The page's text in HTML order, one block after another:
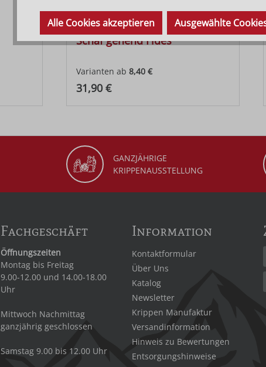
Schaf gehend Fides
Varianten ab 8,40 €
Regulärer Preis:
31,90 €
GANZJÄHRIGE
KRIPPENAUSSTELLUNG
Fachgeschäft
Öffnungszeiten
Montag bis Freitag
9.00-12.00 und 14.00-18.00
Uhr
Mittwoch Nachmittag
ganzjährig geschlossen
Samstag 9.00 bis 12.00 Uhr
Information
Kontaktformular
Über Uns
Katalog
Newsletter
Krippen Manufaktur
Versandinformation
Hinweis zu Bewertungen
Entsorgungshinweise
Alle Cookies akzeptieren Ausgewählte